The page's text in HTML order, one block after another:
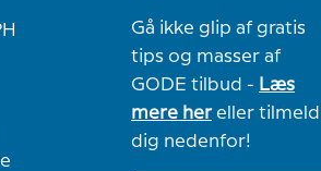
Gå ikke glip af gratis
tips og masser af
GODE tilbud - Læs
mere hereller tilmeld
dig nedenfor!